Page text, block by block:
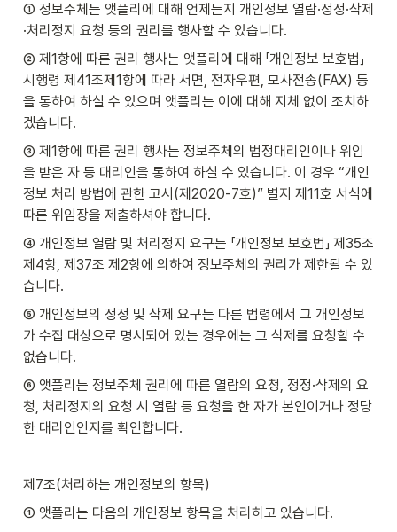
① 정보주체는 앳플리에 대해 언제든지 개인정보 열람·정정·삭제
·처리정지 요청 등의 권리를 행사할 수 있습니다.
② 제1항에 따른 권리 행사는 앳플리에 대해 「개인정보 보호법」
시행령 제41조제1항에 따라 서면, 전자우편, 모사전송(FAX) 등
을 통하여 하실 수 있으며 앳플리는 이에 대해 지체 없이 조치하
겠습니다.
③ 제1항에 따른 권리 행사는 정보주체의 법정대리인이나 위임
을 받은 자 등 대리인을 통하여 하실 수 있습니다. 이 경우 “개인
정보 처리 방법에 관한 고시(제2020-7호)” 별지 제11호 서식에
따른 위임장을 제출하셔야 합니다.
④ 개인정보 열람 및 처리정지 요구는 「개인정보 보호법」 제35조
제4항, 제37조 제2항에 의하여 정보주체의 권리가 제한될 수 있
습니다.
⑤ 개인정보의 정정 및 삭제 요구는 다른 법령에서 그 개인정보
가 수집 대상으로 명시되어 있는 경우에는 그 삭제를 요청할 수
없습니다.
⑥ 앳플리는 정보주체 권리에 따른 열람의 요청, 정정·삭제의 요
청, 처리정지의 요청 시 열람 등 요청을 한 자가 본인이거나 정당
한 대리인인지를 확인합니다.
제7조(처리하는 개인정보의 항목)
① 앳플리는 다음의 개인정보 항목을 처리하고 있습니다.